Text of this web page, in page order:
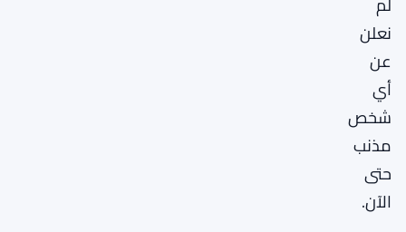
نعلن
عن
أي
شخص
مذنب
حتى
الآن.